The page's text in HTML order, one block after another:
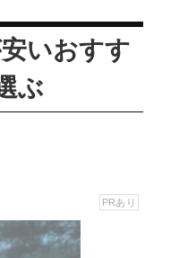
いおすす
ぶ
PRあり